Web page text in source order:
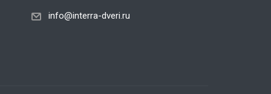
info@interra-dveri.ru